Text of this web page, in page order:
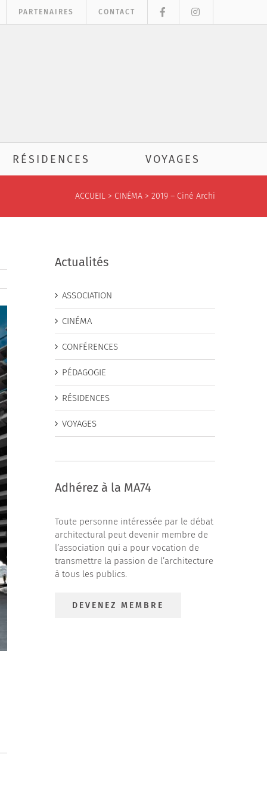
PARTENAIRES CONTACT
RÉSIDENCES VOYAGES
ACCUEIL > CINÉMA > 2019 – Ciné Archi
Actualités
ASSOCIATION
CINÉMA
CONFÉRENCES
PÉDAGOGIE
RÉSIDENCES
VOYAGES
Adhérez à la MA74
Toute personne intéressée par le débat
architectural peut devenir membre de
l’association qui a pour vocation de
transmettre la passion de l’architecture
à tous les publics.
DEVENEZ MEMBRE